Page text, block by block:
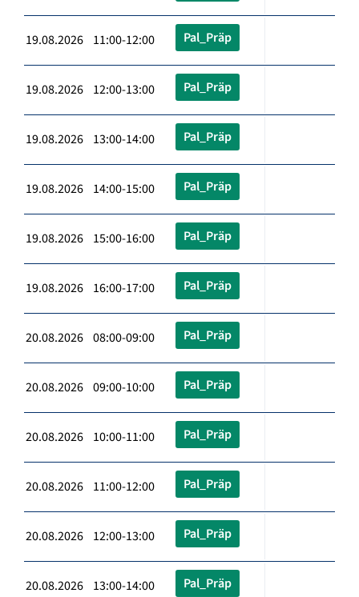
19.08.2026 11:00-12:00 Pal_Präp
19.08.2026 12:00-13:00 Pal_Präp
19.08.2026 13:00-14:00 Pal_Präp
19.08.2026 14:00-15:00 Pal_Präp
19.08.2026 15:00-16:00 Pal_Präp
19.08.2026 16:00-17:00 Pal_Präp
20.08.2026 08:00-09:00 Pal_Präp
20.08.2026 09:00-10:00 Pal_Präp
20.08.2026 10:00-11:00 Pal_Präp
20.08.2026 11:00-12:00 Pal_Präp
20.08.2026 12:00-13:00 Pal_Präp
20.08.2026 13:00-14:00 Pal_Präp